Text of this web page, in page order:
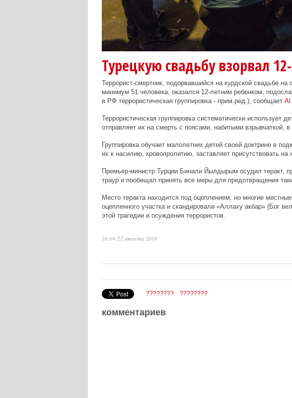
Турецкую свадьбу взорвал
Террорист-смертник, подорвавшийся на курдской свадьбе на
минимум 51 человека, оказался 12-летним ребенком,
в РФ террористическая группировка - прим.ред.), сообщает Al
Террористическая группировка систематически использует
отправляет их на смерть с поясами, набитыми взрывчаткой,
Группировка обучает малолетних детей своей доктрине в
их к насилию, кровопролитию, заставляет присутствовать на
Премьер-министр Турции Бинали Йылдырым осудил теракт,
траур и пообещал принять все меры для предотвращения
Место теракта находится под оцеплением, но многие
оцепленного участка и скандировали «Аллаху акбар» (Бог
этой трагедии и осуждения террористов.
10:04 22 августа 2016
???????? ????????
комментариев